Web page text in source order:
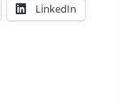
LinkedIn